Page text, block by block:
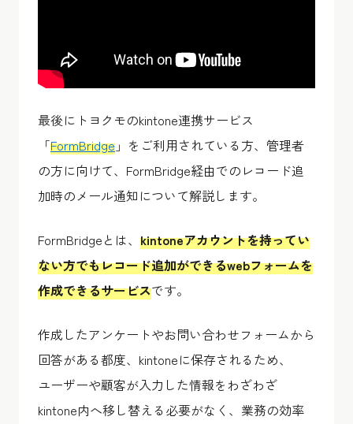
最後にトヨクモのkintone連携サービス
「FormBridge 」をご利用されている方、管理者
の方に向けて、 FormBridge経由でのレコード追
加時のメール通知について解説します。
FormBridgeとは、 kintoneアカウントを持ってい
ない方でもレコード追加ができるwebフォームを
作成できるサービスです。
作成したアンケートやお問い合わせフォームから
回答がある都度、kintoneに保存されるため、
ユーザーや顧客が入力した情報をわざわざ
kintone内へ移し替える必要がなく、業務の効率